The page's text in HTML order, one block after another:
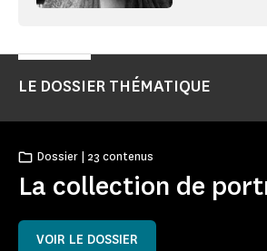
LE DOSSIER THÉMATIQUE
La collection de
Dossier | 23 contenus
VOIR LE DOSSIER